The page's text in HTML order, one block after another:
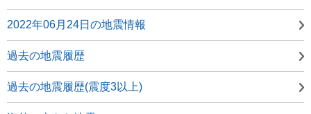
2022年06月24日の地震情報
過去の地震履歴
過去の地震履歴(震度3以上)